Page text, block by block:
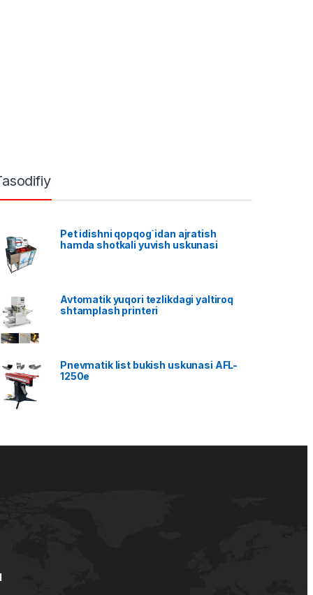
Pet idishni qopqog`idan ajratish
hamda shotkali yuvish uskunasi
Avtomatik yuqori tezlikdagi yaltiroq
shtamplash printeri
Pnevmatik list bukish uskunasi AFL-
1250e